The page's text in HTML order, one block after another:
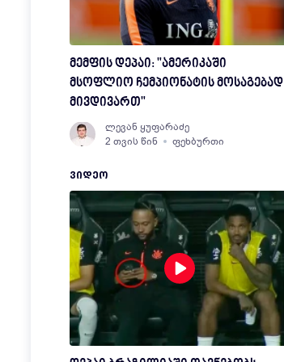
მემფის დეპაი: "ამერიკაში
მსოფლიო ჩემპიონატის მოსაგებად
მივდივართ"
ლევან ყუფარაძე
2 თვის წინ
ფეხბურთი
ᲕᲘᲓᲔᲝ